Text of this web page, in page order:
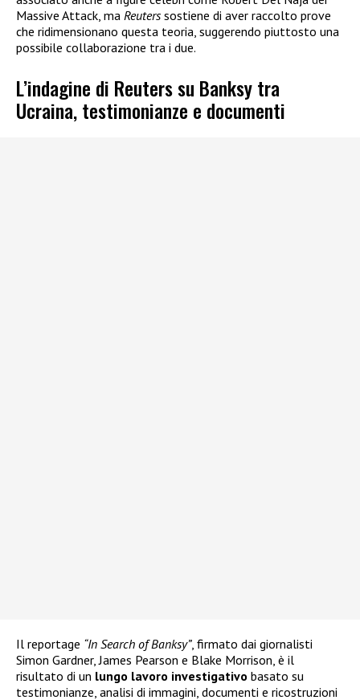
Massive Attack, ma Reuterssostiene di aver raccolto prove
che ridimensionano questa teoria, suggerendo piuttosto una
possibile collaborazione tra i due.
L’indagine di Reuters su Banksy tra
Ucraina, testimonianze e documenti
Il reportage “In Search of Banksy”, firmato dai giornalisti
Simon Gardner, James Pearson e Blake Morrison, è il
risultato di un lungo lavoro investigativo basato su
testimonianze, analisi di immagini, documenti e ricostruzioni